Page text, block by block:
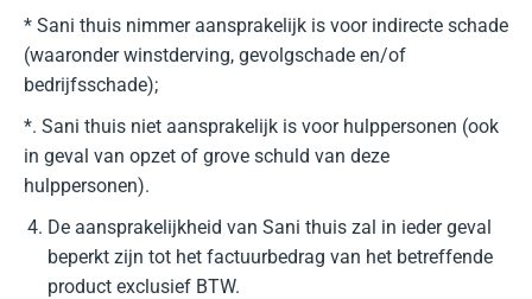
* Sani thuis nimmer aansprakelijk is voor indirecte schade
(waaronder winstderving, gevolgschade en/of
bedrijfsschade);
*. Sani thuis niet aansprakelijk is voor hulppersonen (ook
in geval van opzet of grove schuld van deze
hulppersonen).
De aansprakelijkheid van Sani thuis zal in ieder geval
beperkt zijn tot het factuurbedrag van het betreffende
product exclusief BTW.